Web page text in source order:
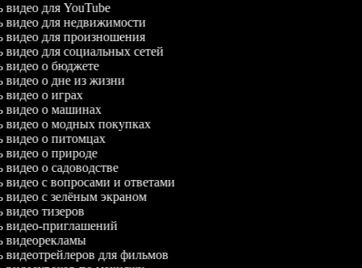
видео для YouTube
видео для недвижимости
видео для произношения
видео для социальных сетей
видео о бюджете
видео о дне из жизни
видео о играх
видео о машинах
видео о модных покупках
видео о питомцах
видео о природе
видео о садоводстве
видео с вопросами и ответами
видео с зелёным экраном
видео тизеров
видео-приглашений
видеорекламы
видеотрейлеров для фильмов